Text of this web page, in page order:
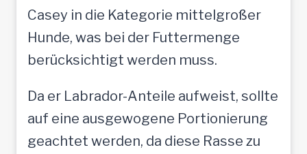
Casey in die Kategorie mittelgroßer
Hunde, was bei der Futtermenge
berücksichtigt werden muss.
Da er Labrador-Anteile aufweist, sollte
auf eine ausgewogene Portionierung
geachtet werden, da diese Rasse zu